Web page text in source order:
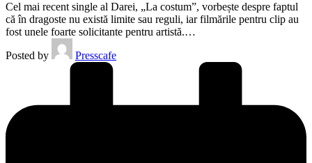
Cel mai recent single al Darei, „La costum”, vorbește despre faptul
că în dragoste nu există limite sau reguli, iar filmările pentru clip au
fost unele foarte solicitante pentru artistă.…
Posted by
Presscafe